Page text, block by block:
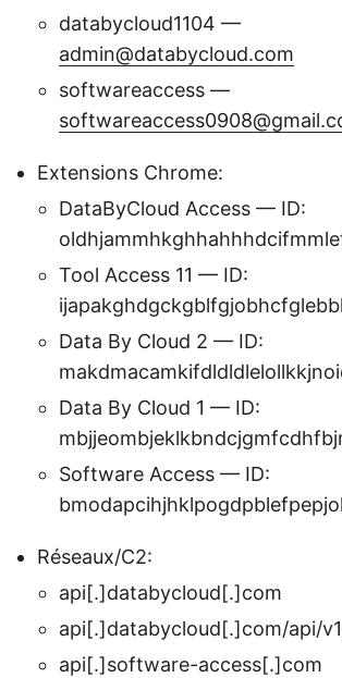
databycloud1104 —
admin@databycloud.com
softwareaccess —
Extensions Chrome:
DataByCloud Access — ID:
Tool Access 11 — ID:
Data By Cloud 2 — ID:
Data By Cloud 1 — ID:
Software Access — ID:
Réseaux/C2:
api[.]databycloud[.]com
api[.]databycloud[.]com/api/
api[.]software-access[.]com